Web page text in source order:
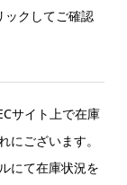
ックしてご確認
サイト上で在庫
にございます。
にて在庫状況を